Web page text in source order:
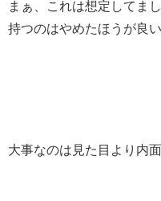
まぁ、これは想定してま
持つのはやめたほうが良い
大事なのは見た目より内